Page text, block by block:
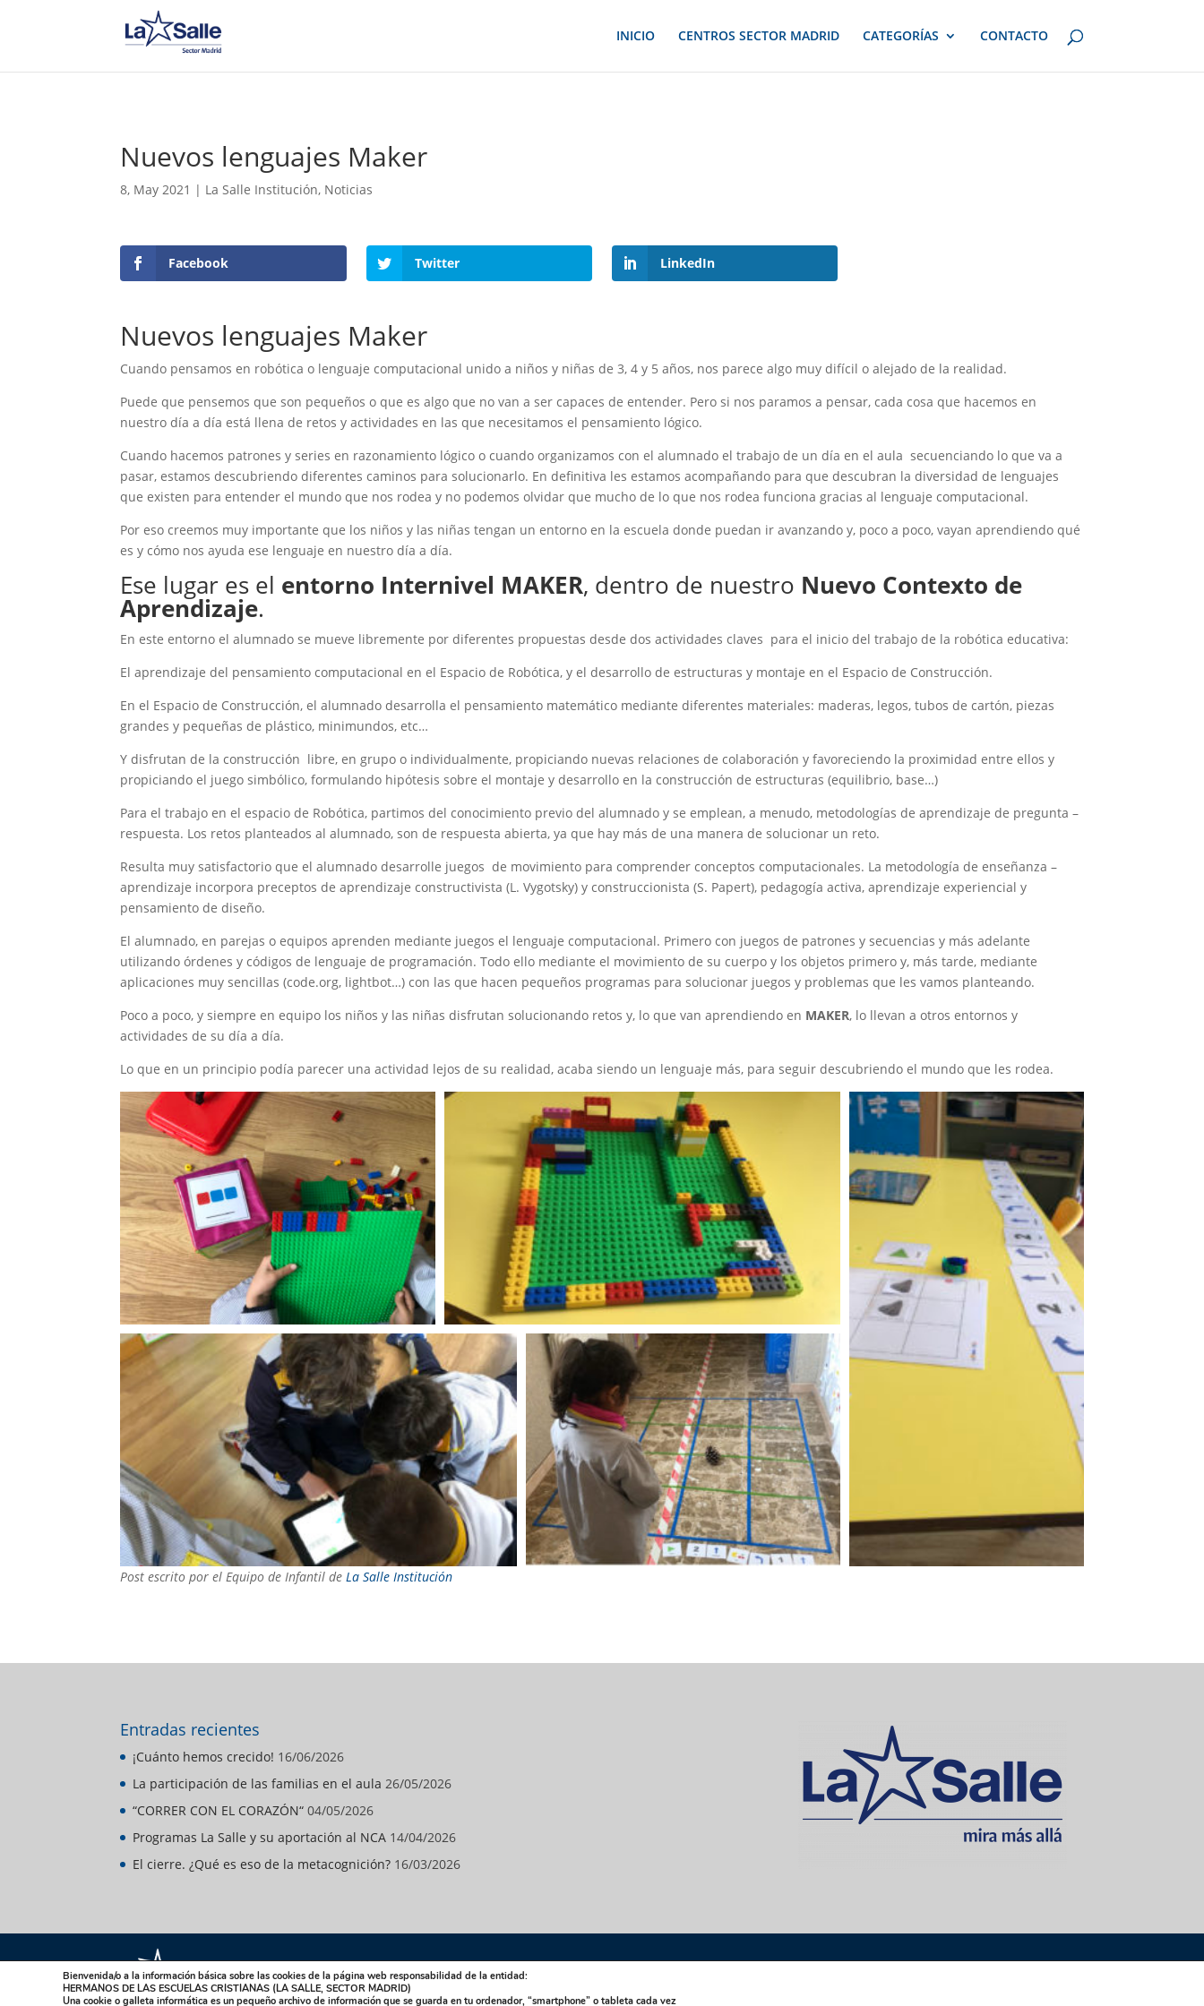
INICIO CENTROS SECTOR MADRID CATEGORÍAS CONTACTO
Nuevos lenguajes Maker
8, May 2021 | La Salle Institución, Noticias
Facebook Twitter LinkedIn
Nuevos lenguajes Maker
Cuando pensamos en robótica o lenguaje computacional unido a niños y niñas de 3, 4 y 5 años, nos parece algo muy difícil o alejado de la realidad.
Puede que pensemos que son pequeños o que es algo que no van a ser capaces de entender. Pero si nos paramos a pensar, cada cosa que hacemos en
nuestro día a día está llena de retos y actividades en las que necesitamos el pensamiento lógico.
Cuando hacemos patrones y series en razonamiento lógico o cuando organizamos con el alumnado el trabajo de un día en el aula secuenciando lo que va a
pasar, estamos descubriendo diferentes caminos para solucionarlo. En definitiva les estamos acompañando para que descubran la diversidad de lenguajes
que existen para entender el mundo que nos rodea y no podemos olvidar que mucho de lo que nos rodea funciona gracias al lenguaje computacional.
Por eso creemos muy importante que los niños y las niñas tengan un entorno en la escuela donde puedan ir avanzando y, poco a poco, vayan aprendiendo qué
es y cómo nos ayuda ese lenguaje en nuestro día a día.
Ese lugar es el entorno Internivel MAKER, dentro de nuestro Nuevo Contexto de
Aprendizaje.
En este entorno el alumnado se mueve libremente por diferentes propuestas desde dos actividades claves para el inicio del trabajo de la robótica educativa:
El aprendizaje del pensamiento computacional en el Espacio de Robótica, y el desarrollo de estructuras y montaje en el Espacio de Construcción.
En el Espacio de Construcción, el alumnado desarrolla el pensamiento matemático mediante diferentes materiales: maderas, legos, tubos de cartón, piezas
grandes y pequeñas de plástico, minimundos, etc…
Y disfrutan de la construcción libre, en grupo o individualmente, propiciando nuevas relaciones de colaboración y favoreciendo la proximidad entre ellos y
propiciando el juego simbólico, formulando hipótesis sobre el montaje y desarrollo en la construcción de estructuras (equilibrio, base…)
Para el trabajo en el espacio de Robótica, partimos del conocimiento previo del alumnado y se emplean, a menudo, metodologías de aprendizaje de pregunta –
respuesta. Los retos planteados al alumnado, son de respuesta abierta, ya que hay más de una manera de solucionar un reto.
Resulta muy satisfactorio que el alumnado desarrolle juegos de movimiento para comprender conceptos computacionales. La metodología de enseñanza –
aprendizaje incorpora preceptos de aprendizaje constructivista (L. Vygotsky) y construccionista (S. Papert), pedagogía activa, aprendizaje experiencial y
pensamiento de diseño.
El alumnado, en parejas o equipos aprenden mediante juegos el lenguaje computacional. Primero con juegos de patrones y secuencias y más adelante
utilizando órdenes y códigos de lenguaje de programación. Todo ello mediante el movimiento de su cuerpo y los objetos primero y, más tarde, mediante
aplicaciones muy sencillas (code.org, lightbot…) con las que hacen pequeños programas para solucionar juegos y problemas que les vamos planteando.
Poco a poco, y siempre en equipo los niños y las niñas disfrutan solucionando retos y, lo que van aprendiendo en MAKER, lo llevan a otros entornos y
actividades de su día a día.
Lo que en un principio podía parecer una actividad lejos de su realidad, acaba siendo un lenguaje más, para seguir descubriendo el mundo que les rodea.
Post escrito por el Equipo de Infantil deLa Salle Institución
Entradas recientes
¡Cuánto hemos crecido! 16/06/2026
La participación de las familias en el aula 26/05/2026
“CORRER CON EL CORAZÓN“ 04/05/2026
Programas La Salle y su aportación al NCA 14/04/2026
El cierre. ¿Qué es eso de la metacognición? 16/03/2026
La Salle Sector Madrid La Salle Antúnez La Salle Arucas La Salle Centro Universitario
Bienvenida/o a la información básica sobre las cookies de la página web responsabilidad de la entidad:
HERMANOS DE LAS ESCUELAS CRISTIANAS (LA SALLE, SECTOR MADRID)
Una cookie o galleta informática es un pequeño archivo de información que se guarda en tu ordenador, “smartphone” o tableta cada vez